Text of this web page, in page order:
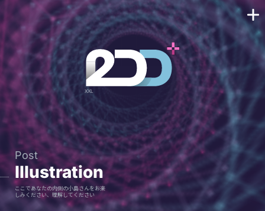
Post
Illustration
ここであなたの内側の小島さんをお楽
しみください、理解してください